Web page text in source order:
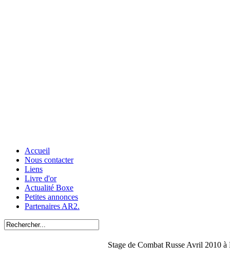
Accueil
Nous contacter
Liens
Livre d'or
Actualité Boxe
Petites annonces
Partenaires AR2.
Stage de Combat Russe Avril 2010